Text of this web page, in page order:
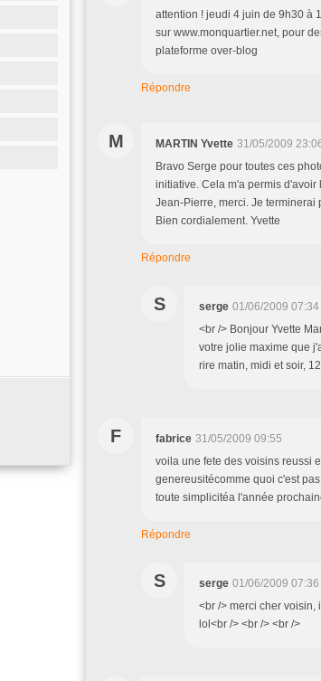
attention ! jeudi 4 juin de 9h30 à
sur www.monquartier.net, pour
plateforme over-blog
Répondre
M MARTIN Yvette 31/05/2009
Bravo Serge pour toutes ces
initiative. Cela m'a permis
Jean-Pierre, merci. Je
Bien cordialement. Yvette
Répondre
S serge 01/06/2009 07:34
<br /> Bonjour Yvette
votre jolie maxime que
rire matin, midi et soir,
F fabrice 31/05/2009 09:55
voila une fete des voisins reussi
genereusitécomme quoi c'est
toute simplicitéa l'année
Répondre
S serge 01/06/2009 07:36
<br /> merci cher voisin,
lol<br /> <br /> <br />